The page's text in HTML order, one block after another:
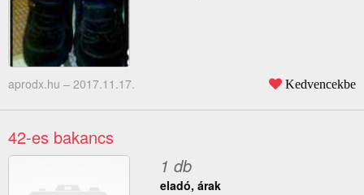
aprodx.hu – 2017.11.17. Kedvencekbe
42-es bakancs
1 db
eladó, árak